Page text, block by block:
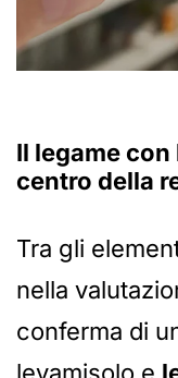
Il legame con
centro della
Tra gli
nella
conferma di
levamisolo e